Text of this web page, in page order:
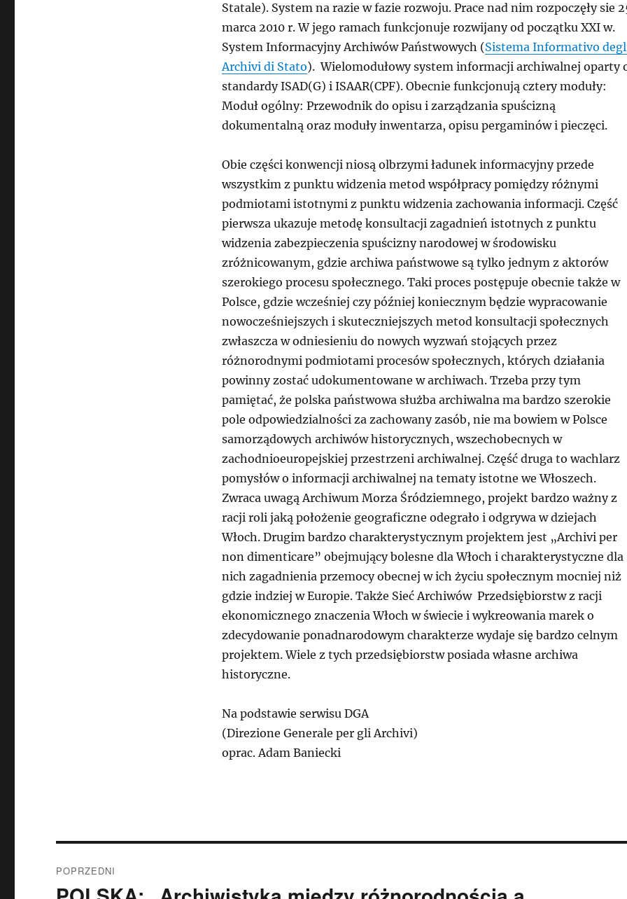
Statale). System na razie w fazie rozwoju. Prace nad nim rozpoczęły sie
marca 2010 r. W jego ramach funkcjonuje rozwijany od początku XXI w.
System Informacyjny Archiwów Państwowych (Sistema Informativo
Archivi di Stato). Wielomodułowy system informacji archiwalnej oparty
standardy ISAD(G) i ISAAR(CPF). Obecnie funkcjonują cztery moduły:
Moduł ogólny: Przewodnik do opisu i zarządzania spuścizną
dokumentalną oraz moduły inwentarza, opisu pergaminów i pieczęci.
Obie części konwencji niosą olbrzymi ładunek informacyjny przede
wszystkim z punktu widzenia metod współpracy pomiędzy różnymi
podmiotami istotnymi z punktu widzenia zachowania informacji. Część
pierwsza ukazuje metodę konsultacji zagadnień istotnych z punktu
widzenia zabezpieczenia spuścizny narodowej w środowisku
zróżnicowanym, gdzie archiwa państwowe są tylko jednym z aktorów
szerokiego procesu społecznego. Taki proces postępuje obecnie także w
Polsce, gdzie wcześniej czy później koniecznym będzie wypracowanie
nowocześniejszych i skuteczniejszych metod konsultacji społecznych
zwłaszcza w odniesieniu do nowych wyzwań stojących przez
różnorodnymi podmiotami procesów społecznych, których działania
powinny zostać udokumentowane w archiwach. Trzeba przy tym
pamiętać, że polska państwowa służba archiwalna ma bardzo szerokie
pole odpowiedzialności za zachowany zasób, nie ma bowiem w Polsce
samorządowych archiwów historycznych, wszechobecnych w
zachodnioeuropejskiej przestrzeni archiwalnej. Część druga to wachlarz
pomysłów o informacji archiwalnej na tematy istotne we Włoszech.
Zwraca uwagą Archiwum Morza Śródziemnego, projekt bardzo ważny z
racji roli jaką położenie geograficzne odegrało i odgrywa w dziejach
Włoch. Drugim bardzo charakterystycznym projektem jest „Archivi per
non dimenticare” obejmujący bolesne dla Włoch i charakterystyczne dla
nich zagadnienia przemocy obecnej w ich życiu społecznym mocniej niż
gdzie indziej w Europie. Także Sieć Archiwów Przedsiębiorstw z racji
ekonomicznego znaczenia Włoch w świecie i wykreowania marek o
zdecydowanie ponadnarodowym charakterze wydaje się bardzo celnym
projektem. Wiele z tych przedsiębiorstw posiada własne archiwa
historyczne.
Na podstawie serwisu DGA
(Direzione Generale per gli Archivi)
oprac. Adam Baniecki
wpisu
POPRZEDNI
Poprzedni